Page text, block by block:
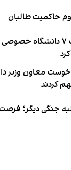
حاکمیت طالبان
خوست معاون وزیر
کردند
جنگی دیگر؛